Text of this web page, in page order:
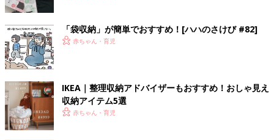
Takanaoさんは突っ張り棒と板を使ってタンクの上に収納スペー
ス作っています。突っ張り棒の上に好きな壁紙シートを貼った板
を乗せるだけで作ったそう。低予算、短時間でも素敵な収納スペ
ースができていますね。
ホームセンターにある材料でトイレの収納棚を手作
り！
「袋収納」が簡単でおすすめ！[ハハのさけび #82]
赤ちゃん・育児
IKEA｜整理収納アドバイザーもおすすめ！おしゃ見え
収納アイテム5選
赤ちゃん・育児